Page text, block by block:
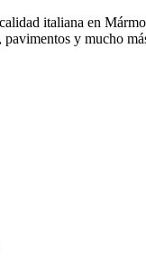
italiana en
pavimentos y mucho